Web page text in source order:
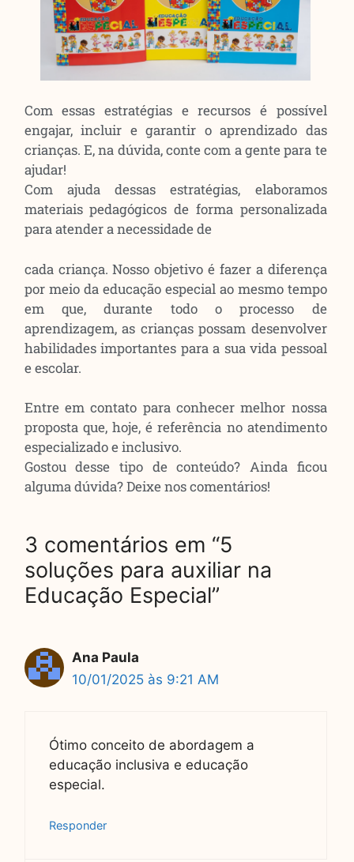
Com essas estratégias e recursos é possível
engajar, incluir e garantir o aprendizado das
crianças. E, na dúvida, conte com a gente para te
ajudar!
Com ajuda dessas estratégias, elaboramos
materiais pedagógicos de forma personalizada
para atender a necessidade de
cada criança. Nosso objetivo é fazer a diferença
por meio da educação especial ao mesmo tempo
em que, durante todo o processo de
aprendizagem, as crianças possam desenvolver
habilidades importantes para a sua vida pessoal
e escolar.
Entre em contato para conhecer melhor nossa
proposta que, hoje, é referência no atendimento
especializado e inclusivo.
Gostou desse tipo de conteúdo? Ainda ficou
alguma dúvida? Deixe nos comentários!
3 comentários em “5
soluções para auxiliar na
Educação Especial”
Ana Paula
10/01/2025 às 9:21 AM
Ótimo conceito de abordagem a
educação inclusiva e educação
especial.
Responder